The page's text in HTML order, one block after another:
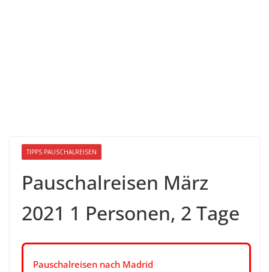
TIPPS PAUSCHALREISEN
Pauschalreisen März
2021 1 Personen, 2 Tage
Pauschalreisen nach Madrid